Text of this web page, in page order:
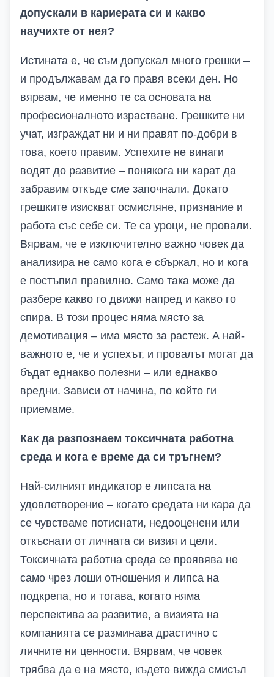
допускали в кариерата си и какво
научихте от нея?
Истината е, че съм допускал много грешки –
и продължавам да го правя всеки ден. Но
вярвам, че именно те са основата на
професионалното израстване. Грешките ни
учат, изграждат ни и ни правят по-добри в
това, което правим. Успехите не винаги
водят до развитие – понякога ни карат да
забравим откъде сме започнали. Докато
грешките изискват осмисляне, признание и
работа със себе си. Те са уроци, не провали.
Вярвам, че е изключително важно човек да
анализира не само кога е сбъркал, но и кога
е постъпил правилно. Само така може да
разбере какво го движи напред и какво го
спира. В този процес няма място за
демотивация – има място за растеж. А най-
важното е, че и успехът, и провалът могат да
бъдат еднакво полезни – или еднакво
вредни. Зависи от начина, по който ги
приемаме.
Как да разпознаем токсичната работна
среда и кога е време да си тръгнем?
Най-силният индикатор е липсата на
удовлетворение – когато средата ни кара да
се чувстваме потиснати, недооценени или
откъснати от личната си визия и цели.
Токсичната работна среда се проявява не
само чрез лоши отношения и липса на
подкрепа, но и тогава, когато няма
перспектива за развитие, а визията на
компанията се разминава драстично с
личните ни ценности. Вярвам, че човек
трябва да е на място, където вижда смисъл